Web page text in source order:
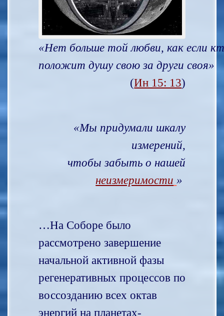
«Нет больше той любви, как если
положит душу свою за други своя»
(Ин 15: 13)
«Мы придумали шкалу
измерений,
чтобы забыть о нашей
неизмеримости »
…На Соборе было
рассмотрено завершение
начальной активной фазы
регенеративных процессов по
воссозданию всех октав
энергий на планетах-